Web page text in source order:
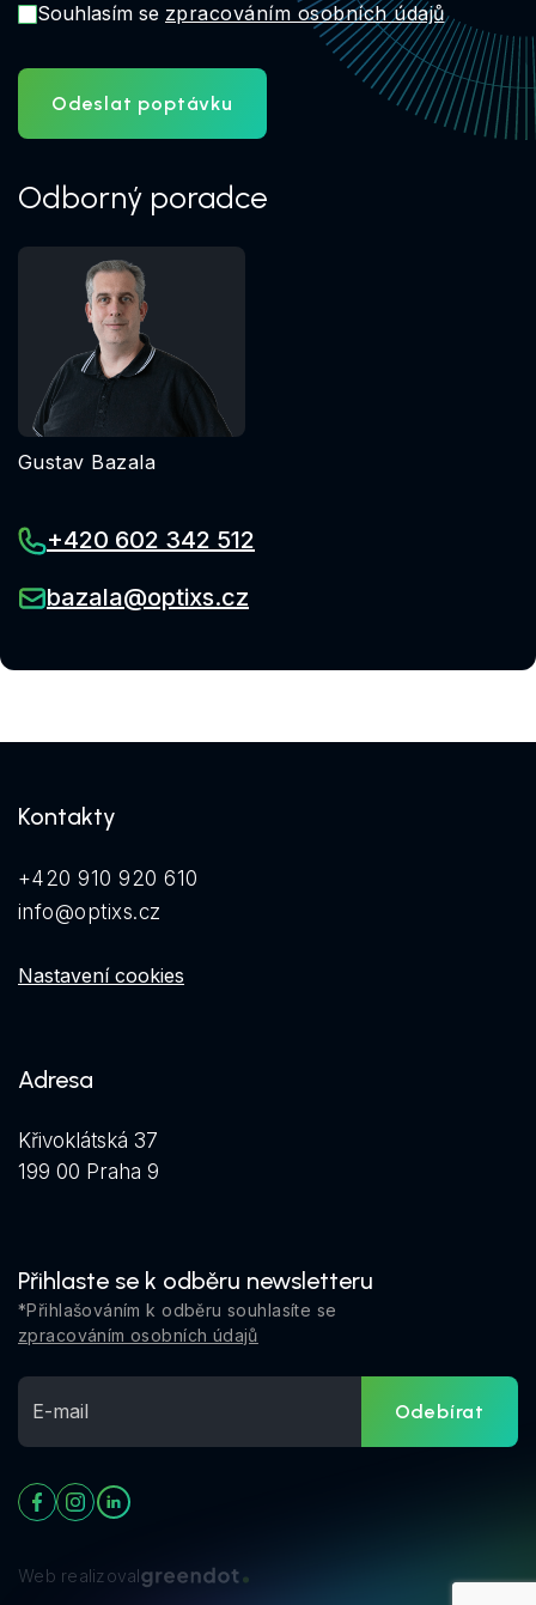
Souhlasím se zpracováním osobních údajů
Odeslat poptávku
Odborný poradce
Gustav Bazala
+420 602 342 512
bazala@optixs.cz
Kontakty
+420 910 920 610
info@optixs.cz
Nastavení cookies
Adresa
Křivoklátská 37
199 00 Praha 9
Přihlaste se k odběru newsletteru
*Přihlašováním k odběru souhlasíte se
zpracováním osobních údajů
Odebírat
Web realizoval